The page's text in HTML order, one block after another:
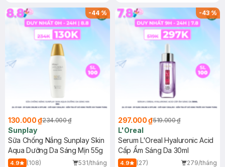
-44%
130.000 ₫234.000 ₫
Sunplay
Sữa Chống Nắng Sunplay Skin
Aqua Dưỡng Da Sáng Mịn 55g
4.9 (108)
531/tháng
-43%
297.000 ₫519.000 ₫
L'Oreal
Serum L'Oreal Hyaluronic Acid
Cấp Ẩm Sáng Da 30ml
4.9 (27)
279/tháng